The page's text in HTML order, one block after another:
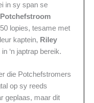
in sy span se
Potchefstroom
lopies, tesame met
kaptein, Riley
‘n japtrap bereik.
die Potchefstromers
op sy reeds
geplaas, maar dit